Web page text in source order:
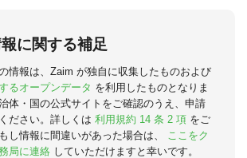
に関する補足
情報は、Zaim が独自に収集したものおよび
るオープンデータ を利用したものとなりま
体・国の公式サイトをご確認のうえ、申請
ださい。詳しくは 利用規約 14 条 2 項 をご
し情報に間違いがあった場合は、
ここをク
局に連絡 していただけますと幸いです。